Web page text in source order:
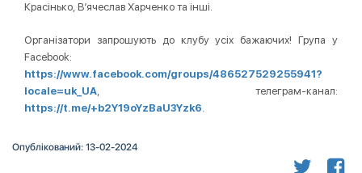
Красінько, В’ячеслав Харченко та інші.
Організатори запрошують до клубу усіх бажаючих! Група у
Facebook:
https://www.facebook.com/groups/486527529255941?
locale=uk_UA, телеграм-канал:
https://t.me/+b2Y19oYzBaU3Yzk6.
Опублікований: 13-02-2024